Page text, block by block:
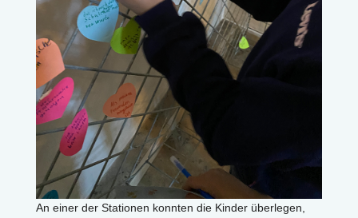
An einer der Stationen konnten die Kinder überlegen,